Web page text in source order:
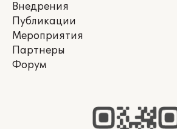
Внедрения
Публикации
Мероприятия
Партнеры
Форум